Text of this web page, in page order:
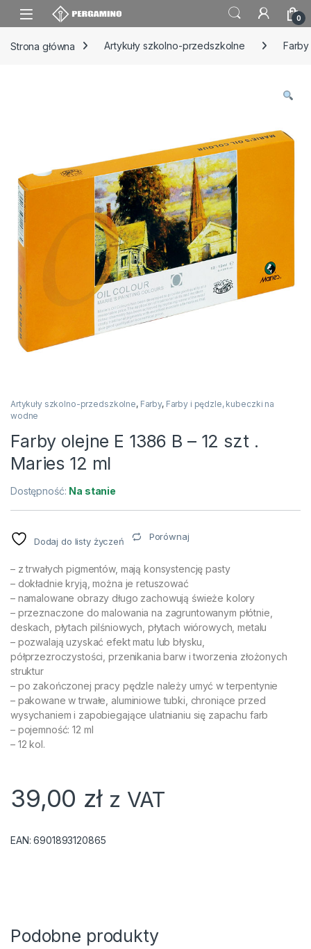
Skip to navigation
Skip to content
0
Strona główna Artykuły szkolno-przedszkolne
Artykuły szkolno-przedszkolne, Farby, Farby i pędzle, kubeczki na
wodne
Farby olejne E 1386 B – 12 szt .
Maries 12 ml
Dostępność: Na stanie
Dodaj do listy życzeń Porównaj
– z trwałych pigmentów, mają konsystencję pasty
– dokładnie kryją, można je retuszować
– namalowane obrazy długo zachowują świeże kolory
– przeznaczone do malowania na zagruntowanym płótnie,
deskach, płytach pilśniowych, płytach wiórowych, metalu
– pozwalają uzyskać efekt matu lub błysku,
półprzezroczystości, przenikania barw i tworzenia złożonych
struktur
– po zakończonej pracy pędzle należy umyć w terpentynie
– pakowane w trwałe, aluminiowe tubki, chroniące przed
wysychaniem i zapobiegające ulatnianiu się zapachu farb
– pojemność: 12 ml
– 12 kol.
39,00 zł z VAT
EAN:6901893120865
Podobne produkty